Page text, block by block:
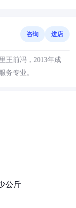
咨询 进店
王前冯，2013年成
务专业。
公斤